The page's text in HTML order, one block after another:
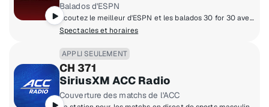
Balados d'ESPN
Écoutez le meilleur d'ESPN et les balados 30 for 30 avec de nouvelles émissions ajoutées tous les jours.
Spectacles et horaires
APPLI SEULEMENT
CH 371
SiriusXM ACC Radio
Couverture des matchs de l'ACC